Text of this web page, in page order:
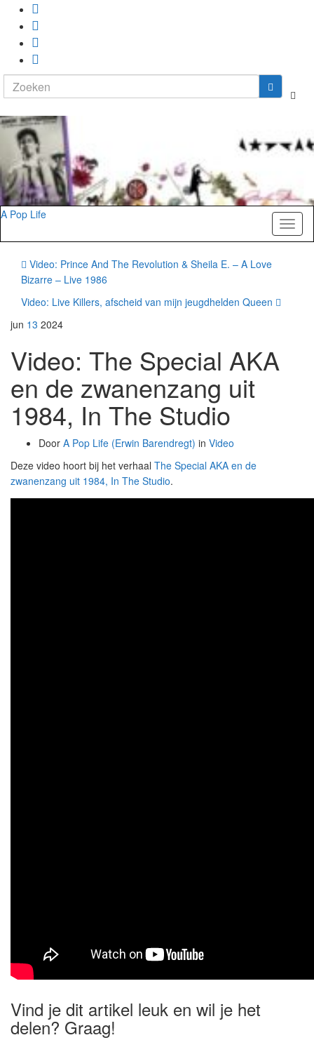
Search
for:
A Pop Life
Video: Prince And The Revolution & Sheila E. – A Love
Bizarre – Live 1986
Video: Live Killers, afscheid van mijn jeugdhelden Queen
jun 13 2024
Video: The Special AKA
en de zwanenzang uit
1984, In The Studio
Door A Pop Life (Erwin Barendregt) in Video
Deze video hoort bij het verhaal The Special AKA en de
zwanenzang uit 1984, In The Studio.
Vind je dit artikel leuk en wil je het
delen? Graag!